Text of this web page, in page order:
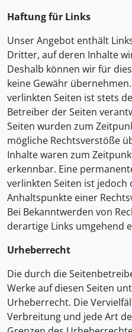
Haftung für Links
Unser Angebot enthält
Dritter, auf deren Inhalte
Deshalb können wir für
keine Gewähr
verlinkten Seiten ist stets
Betreiber der Seiten
Seiten wurden zum
mögliche Rechtsverstöße
Inhalte waren zum
erkennbar. Eine
verlinkten Seiten ist jedoch
Anhaltspunkte einer
Bei Bekanntwerden von
derartige Links umgehend
Urheberrecht
Die durch die
Werke auf diesen Seiten
Urheberrecht. Die
Verbreitung und jede Art